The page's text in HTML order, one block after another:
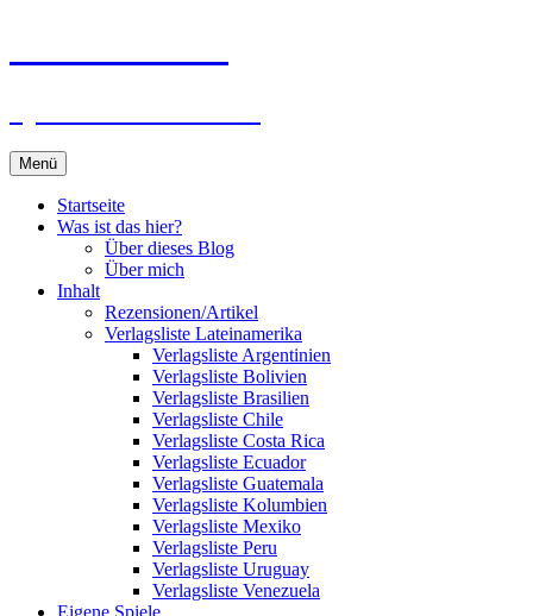
Menü
Startseite
Was ist das hier?
Über dieses Blog
Über mich
Inhalt
Rezensionen/Artikel
Verlagsliste Lateinamerika
Verlagsliste Argentinien
Verlagsliste Bolivien
Verlagsliste Brasilien
Verlagsliste Chile
Verlagsliste Costa Rica
Verlagsliste Ecuador
Verlagsliste Guatemala
Verlagsliste Kolumbien
Verlagsliste Mexiko
Verlagsliste Peru
Verlagsliste Uruguay
Verlagsliste Venezuela
Eigene Spiele